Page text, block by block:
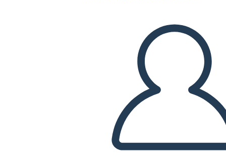
Copie este guión gráfico
CREAR UN GUIÓN GRÁFICO
JUEGO DE DIAPOSITIVAS
LEERME